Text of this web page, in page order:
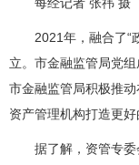
2021年，融合了“
立。市金融监管局党
市金融监管局积极推
资产管理机构打造更
据了解，资管专